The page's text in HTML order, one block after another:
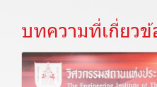
บทความที่เกี่ยวข้